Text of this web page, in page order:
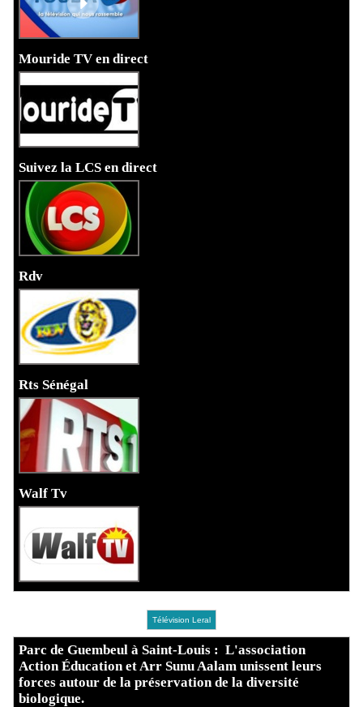
Mouride TV en direct
Suivez la LCS en direct
Rdv
Rts Sénégal
Walf Tv
Télévision Leral
Parc de Guembeul à Saint-Louis : L'association
Action Éducation et Arr Sunu Aalam unissent leurs
forces autour de la préservation de la diversité
biologique.